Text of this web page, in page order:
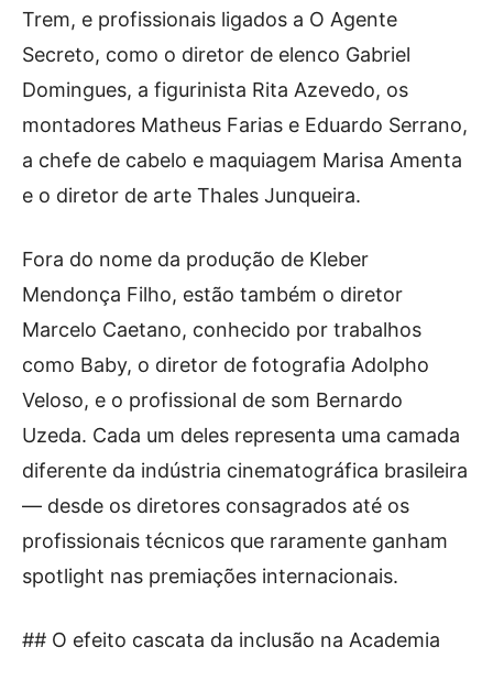
Trem, e profissionais ligados a O Agente
Secreto, como o diretor de elenco Gabriel
Domingues, a figurinista Rita Azevedo, os
montadores Matheus Farias e Eduardo Serrano,
a chefe de cabelo e maquiagem Marisa Amenta
e o diretor de arte Thales Junqueira.
Fora do nome da produção de Kleber
Mendonça Filho, estão também o diretor
Marcelo Caetano, conhecido por trabalhos
como Baby, o diretor de fotografia Adolpho
Veloso, e o profissional de som Bernardo
Uzeda. Cada um deles representa uma camada
diferente da indústria cinematográfica brasileira
— desde os diretores consagrados até os
profissionais técnicos que raramente ganham
spotlight nas premiações internacionais.
## O efeito cascata da inclusão na Academia